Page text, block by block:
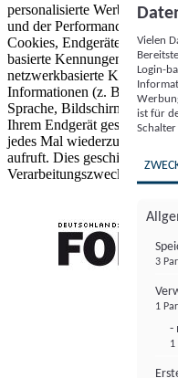
personalisierte Werbung und
und der Performance von
Cookies, Endgeräte- oder
basierte Kennungen, zufällig
netzwerkbasierte
Informationen (z. B.
Sprache, Bildschirmgröße,
Ihrem Endgerät gespeichert
jedes Mal wiederzuerkennen,
aufruft. Dies geschieht für
Verarbeitungszwecke.
Vielen
Login-
ist für
3
1
-
1
FONDS